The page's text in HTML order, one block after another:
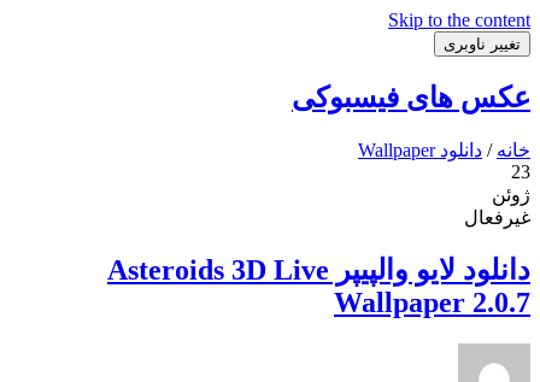
Skip to the content
تغییر ناوبری
عکس های فیسبوکی
خانه / دانلود Wallpaper
23
ژوئن
غیرفعال
دانلود لایو والپیپر Asteroids 3D Live
Wallpaper 2.0.7